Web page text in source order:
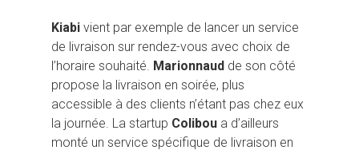
Kiabi vient par exemple de lancer un service
de livraison sur rendez-vous avec choix de
l’horaire souhaité. Marionnaud de son côté
propose la livraison en soirée, plus
accessible à des clients n’étant pas chez eux
la journée. La startup Colibou a d’ailleurs
monté un service spécifique de livraison en